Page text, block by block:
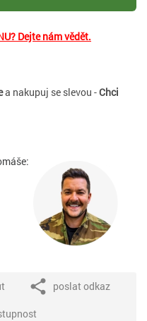
Dejte nám vědět.
a nakupuj se slevou -Chci
poslat odkaz